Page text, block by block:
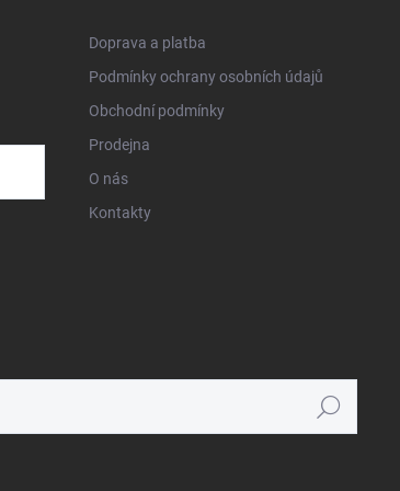
Doprava a platba
Podmínky ochrany osobních údajů
Obchodní podmínky
Prodejna
O nás
Kontakty
Hledat